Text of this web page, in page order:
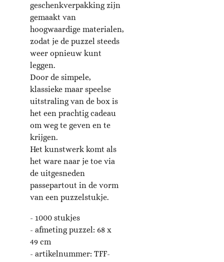
geschenkverpakking zijn
gemaakt van
hoogwaardige materialen,
zodat je de puzzel steeds
weer opnieuw kunt
leggen.
Door de simpele,
klassieke maar speelse
uitstraling van de box is
het een prachtig cadeau
om weg te geven en te
krijgen.
Het kunstwerk komt als
het ware naar je toe via
de uitgesneden
passepartout in de vorm
van een puzzelstukje.
- 1000 stukjes
- afmeting puzzel: 68 x
49 cm
- artikelnummer: TFF-